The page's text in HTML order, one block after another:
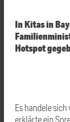
In Kitas in
Hotspot
Es handele
erklärte ein